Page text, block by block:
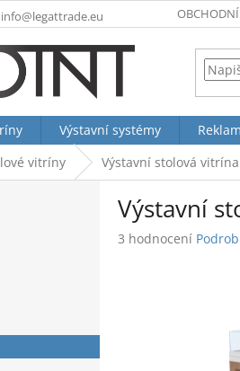
info@legattrade.eu
Výstavní systémy
vitríny Výstavní stolová
Výstavní
Průměrné
3 hodnocení